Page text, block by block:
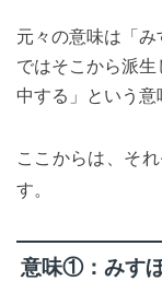
元々の意味は「
ではそこから派
中する」という意
ここからは、そ
す。
意味①：みす